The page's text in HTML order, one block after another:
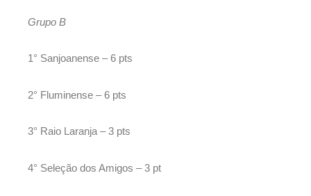
Grupo B
1° Sanjoanense – 6 pts
2° Fluminense – 6 pts
3° Raio Laranja – 3 pts
4° Seleção dos Amigos – 3 pt